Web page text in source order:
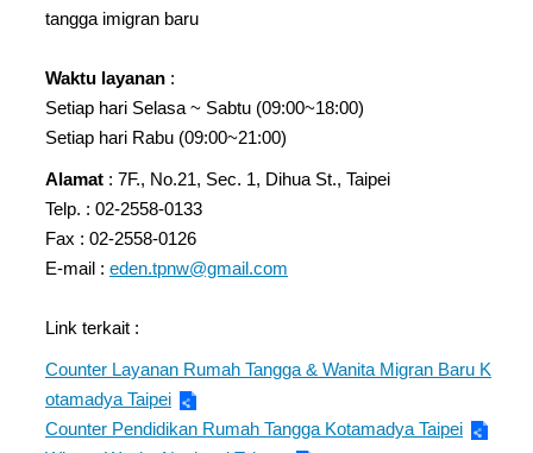
tangga imigran baru
Waktu layanan :
Setiap hari Selasa ~ Sabtu (09:00~18:00)
Setiap hari Rabu (09:00~21:00)
Alamat : 7F., No.21, Sec. 1, Dihua St., Taipei
Telp. : 02-2558-0133
Fax : 02-2558-0126
E-mail : eden.tpnw@gmail.com
Link terkait :
Counter Layanan Rumah Tangga & Wanita Migran Baru K
otamadya Taipei
Counter Pendidikan Rumah Tangga Kotamadya Taipei